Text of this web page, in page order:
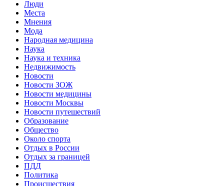
Люди
Места
Мнения
Мода
Народная медицина
Наука
Наука и техника
Недвижимость
Новости
Новости ЗОЖ
Новости медицины
Новости Москвы
Новости путешествий
Образование
Общество
Около спорта
Отдых в России
Отдых за границей
ПДД
Политика
Происшествия